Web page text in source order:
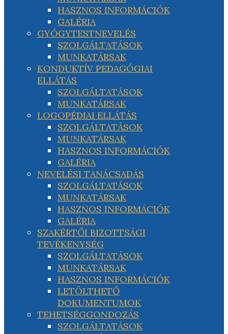
HASZNOS INFORMÁCIÓK
GALÉRIA
GYÓGYTESTNEVELÉS
SZOLGÁLTATÁSOK
MUNKATÁRSAK
KONDUKTÍV PEDAGÓGIAI
ELLÁTÁS
SZOLGÁLTATÁSOK
MUNKATÁRSAK
LOGOPÉDIAI ELLÁTÁS
SZOLGÁLTATÁSOK
MUNKATÁRSAK
HASZNOS INFORMÁCIÓK
GALÉRIA
NEVELÉSI TANÁCSADÁS
SZOLGÁLTATÁSOK
MUNKATÁRSAK
HASZNOS INFORMÁCIÓK
GALÉRIA
SZAKÉRTŐI BIZOTTSÁGI
TEVÉKENYSÉG
SZOLGÁLTATÁSOK
MUNKATÁRSAK
HASZNOS INFORMÁCIÓK
LETÖLTHETŐ
DOKUMENTUMOK
TEHETSÉGGONDOZÁS
SZOLGÁLTATÁSOK